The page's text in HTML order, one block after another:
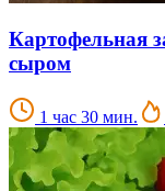
Картофельная
сыром
1 час 30 мин.